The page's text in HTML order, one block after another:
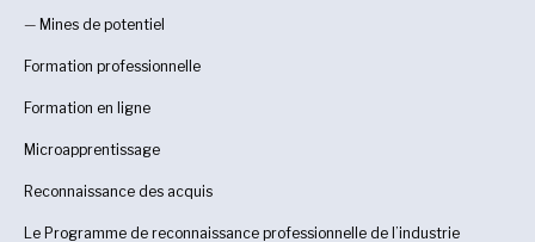
— Mines de potentiel
Formation professionnelle
Formation en ligne
Microapprentissage
Reconnaissance des acquis
Le Programme de reconnaissance professionnelle de l’industrie